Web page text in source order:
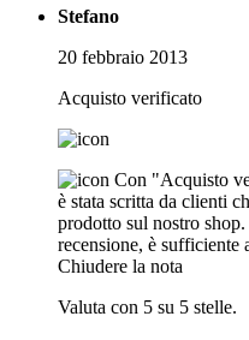
Stefano
20 febbraio 2013
Acquisto verificato
Con "Acquisto
è stata scritta da clienti
prodotto sul nostro
recensione, è sufficiente
Chiudere la nota
Valuta con 5 su 5 stelle.